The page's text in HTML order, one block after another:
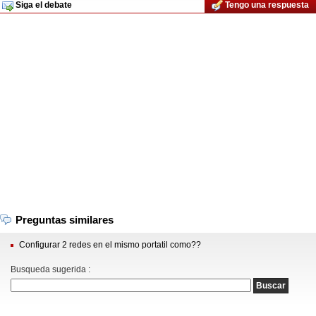
Siga el debate Tengo una respuesta
Preguntas similares
Configurar 2 redes en el mismo portatil como??
Busqueda sugerida :